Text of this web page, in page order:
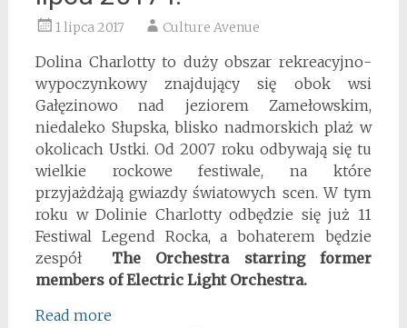
1 lipca 2017 Culture Avenue
Dolina Charlotty to duży obszar rekreacyjno-
wypoczynkowy znajdujący się obok wsi
Gałęzinowo nad jeziorem Zamełowskim,
niedaleko Słupska, blisko nadmorskich plaż w
okolicach Ustki. Od 2007 roku odbywają się tu
wielkie rockowe festiwale, na które
przyjażdżają gwiazdy światowych scen. W tym
roku w Dolinie Charlotty odbędzie się już 11
Festiwal Legend Rocka, a bohaterem będzie
zespół The Orchestra starring former
members of Electric Light Orchestra.
Read more